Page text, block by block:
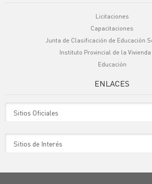
Licitaciones
Capacitaciones
Junta de Clasificación de Educación
Instituto Provincial de la Vivienda
Educación
ENLACES